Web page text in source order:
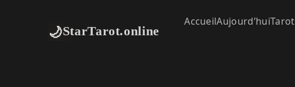
🌙StarTarot.online
AccueilAujourd’huiTarot